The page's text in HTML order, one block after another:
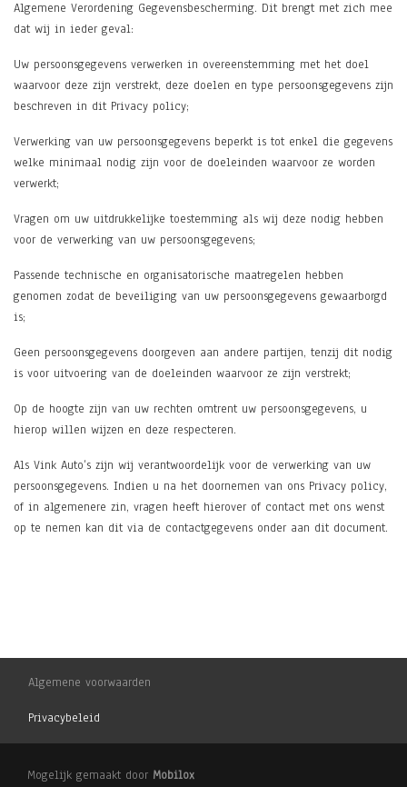
Algemene Verordening Gegevensbescherming. Dit brengt met zich mee
dat wij in ieder geval:
Uw persoonsgegevens verwerken in overeenstemming met het doel
waarvoor deze zijn verstrekt, deze doelen en type persoonsgegevens zijn
beschreven in dit Privacy policy;
Verwerking van uw persoonsgegevens beperkt is tot enkel die gegevens
welke minimaal nodig zijn voor de doeleinden waarvoor ze worden
verwerkt;
Vragen om uw uitdrukkelijke toestemming als wij deze nodig hebben
voor de verwerking van uw persoonsgegevens;
Passende technische en organisatorische maatregelen hebben
genomen zodat de beveiliging van uw persoonsgegevens gewaarborgd
is;
Geen persoonsgegevens doorgeven aan andere partijen, tenzij dit nodig
is voor uitvoering van de doeleinden waarvoor ze zijn verstrekt;
Op de hoogte zijn van uw rechten omtrent uw persoonsgegevens, u
hierop willen wijzen en deze respecteren.
Als Vink Auto’s zijn wij verantwoordelijk voor de verwerking van uw
persoonsgegevens. Indien u na het doornemen van ons Privacy policy,
of in algemenere zin, vragen heeft hierover of contact met ons wenst
op te nemen kan dit via de contactgegevens onder aan dit document.
Algemene voorwaarden
Privacybeleid
Mogelijk gemaakt door Mobilox